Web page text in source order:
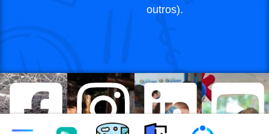
outros).